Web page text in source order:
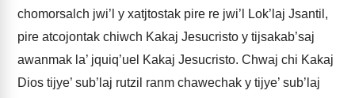
chomorsalch jwi’l y xatjtostak pire re jwi’l Lok’laj Jsantil,
pire atcojontak chiwch Kakaj Jesucristo y tijsakab’saj
awanmak la’ jquiq’uel Kakaj Jesucristo. Chwaj chi Kakaj
Dios tijye’ sub’laj rutzil ranm chawechak y tijye’ sub’laj